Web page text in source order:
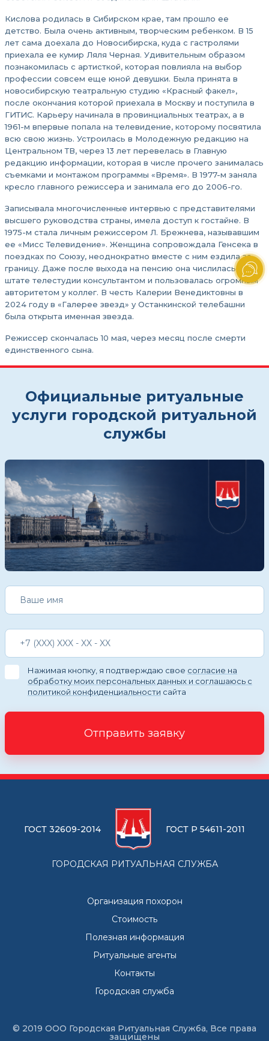
Кислова родилась в Сибирском крае, там прошло ее
детство. Была очень активным, творческим ребенком. В 15
лет сама доехала до Новосибирска, куда с гастролями
приехала ее кумир Ляля Черная. Удивительным образом
познакомилась с артисткой, которая повлияла на выбор
профессии совсем еще юной девушки. Была принята в
новосибирскую театральную студию «Красный факел»,
после окончания которой приехала в Москву и поступила в
ГИТИС. Карьеру начинала в провинциальных театрах, а в
1961-м впервые попала на телевидение, которому посвятила
всю свою жизнь. Устроилась в Молодежную редакцию на
Центральном ТВ, через 13 лет перевелась в Главную
редакцию информации, которая в числе прочего занималась
съемками и монтажом программы «Время». В 1977-м заняла
кресло главного режиссера и занимала его до 2006-го.
Записывала многочисленные интервью с представителями
высшего руководства страны, имела доступ к гостайне. В
1975-м стала личным режиссером Л. Брежнева, называвшим
ее «Мисс Телевидение». Женщина сопровождала Генсека в
поездках по Союзу, неоднократно вместе с ним ездила за
границу. Даже после выхода на пенсию она числилась в
штате телестудии консультантом и пользовалась огромным
авторитетом у коллег. В честь Калерии Венедиктовны в
2024 году в «Галерее звезд» у Останкинской телебашни
была открыта именная звезда.
Режиссер скончалась 10 мая, через месяц после смерти
единственного сына.
Официальные ритуальные
услуги городской ритуальной
службы
Нажимая кнопку, я подтверждаю свое согласие на
обработку моих персональных данных и соглашаюсь с
политикой конфиденциальности сайта
Отправить заявку
ГОСТ 32609-2014 ГОСТ Р 54611-2011
ГОРОДСКАЯ РИТУАЛЬНАЯ СЛУЖБА
Организация похорон
Стоимость
Полезная информация
Ритуальные агенты
Контакты
Городская служба
© 2019 ООО Городская Ритуальная Служба, Все права
защищены